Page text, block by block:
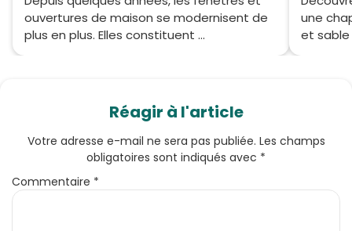
ouvertures de maison se modernisent de
plus en plus. Elles constituent ...
une
et sable
Réagir à l'article
Votre adresse e-mail ne sera pas publiée. Les champs
obligatoires sont indiqués avec *
Commentaire *